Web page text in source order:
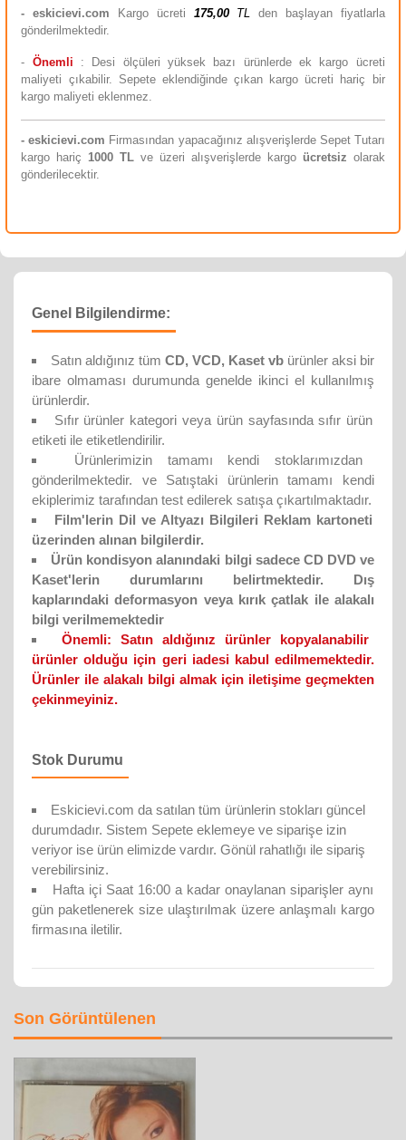
-eskicievi.com Kargo ücreti 175,00 TL den başlayan fiyatlarla
gönderilmektedir.
- Önemli
: Desi ölçüleri yüksek bazı ürünlerde ek kargo ücreti
maliyeti çıkabilir. Sepete eklendiğinde çıkan kargo ücreti hariç bir
kargo maliyeti eklenmez.
-eskicievi.com Firmasından yapacağınız alışverişlerde Sepet Tutarı
kargo hariç1000 TL ve üzeri alışverişlerde kargo ücretsiz olarak
gönderilecektir.
Genel Bilgilendirme:
Satın aldığınız tüm CD, VCD, Kaset vb ürünler aksi bir
ibare olmaması durumunda genelde ikinci el kullanılmış
ürünlerdir.
Sıfır ürünler kategori veya ürün sayfasında sıfır ürün
etiketi ile etiketlendirilir.
Ürünlerimizin tamamı kendi stoklarımızdan
gönderilmektedir. ve Satıştaki ürünlerin tamamı kendi
ekiplerimiz tarafından test edilerek satışa çıkartılmaktadır.
Film'lerin Dil ve Altyazı Bilgileri Reklam kartoneti
üzerinden alınan bilgilerdir.
Ürün kondisyon alanındaki bilgi sadece CD DVD ve
Kaset'lerin durumlarını belirtmektedir. Dış
kaplarındaki deformasyon veya kırık çatlak ile alakalı
bilgi verilmemektedir
Önemli:
Satın aldığınız ürünler kopyalanabilir
ürünler olduğu için geri iadesi kabul edilmemektedir.
Ürünler ile alakalı bilgi almak için iletişime geçmekten
çekinmeyiniz.
Stok Durumu
Eskicievi.com da satılan tüm ürünlerin stokları güncel
durumdadır. Sistem Sepete eklemeye ve siparişe izin
veriyor ise ürün elimizde vardır. Gönül rahatlığı ile sipariş
verebilirsiniz.
Hafta içi Saat 16:00 a kadar onaylanan siparişler aynı
gün paketlenerek size ulaştırılmak üzere anlaşmalı kargo
firmasına iletilir.
Son Görüntülenen